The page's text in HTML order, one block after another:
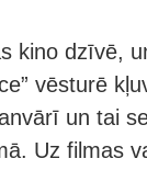
kino dzīvē,
vēsturē
un tai
Uz filmas